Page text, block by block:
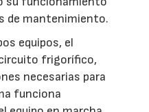
de mantenimiento.
equipos, el
frigorífico,
necesarias para
funciona